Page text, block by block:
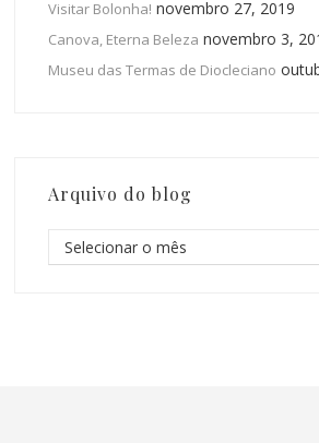
Visitar Bolonha! novembro 27, 2019
Canova, Eterna Beleza novembro 3,
Museu das Termas de Diocleciano
Arquivo do blog